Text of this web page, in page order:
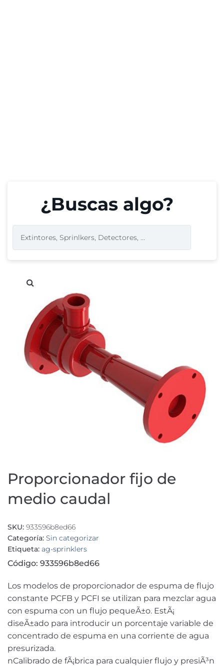
¿Buscas algo?
Proporcionador fijo de
medio caudal
SKU: 933596b8ed66
Categoría: Sin categorizar
Etiqueta: ag-sprinklers
Código: 933596b8ed66
Los modelos de proporcionador de espuma de flujo
constante PCFB y PCFI se utilizan para mezclar agua
con espuma con un flujo pequeÃ±o. EstÃ¡
diseÃ±ado para introducir un porcentaje variable de
concentrado de espuma en una corriente de agua
presurizada.
nCalibrado de fÃ¡brica para cualquier flujo y presiÃ³n